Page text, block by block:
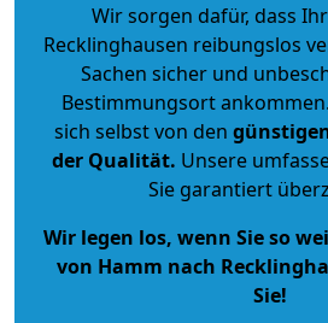
Wir sorgen dafür, dass
Recklinghausen reibungslos
Sachen sicher und
Bestimmungsort
sich selbst von den
der Qualität. Unsere
Sie garantiert
Wir legen los, wenn Sie so
von Hamm nach
Sie!